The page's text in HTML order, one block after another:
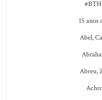
15 anos
Abel,
Abreu,